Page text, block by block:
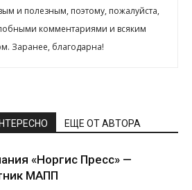
и полезным, поэтому, пожалуйста,
комментариями и всяким
Заранее, благодарна!
ЕЩЕ ОТ АВТОРА
«Норгис Пресс» —
МАПП